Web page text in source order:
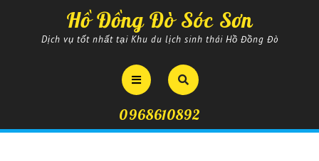
Hồ Đồng Đò Sóc Sơn
Dịch vụ tốt nhất tại Khu du lịch sinh thái Hồ Đồng Đò
Open
Button
0968610892